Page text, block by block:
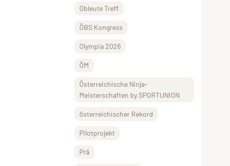
Obleute Treff
ÖBS Kongress
Olympia 2026
ÖM
Österreichische Ninja-
Meisterschaften by SPORTUNION
österreichischer Rekord
Pilotprojekt
Prä